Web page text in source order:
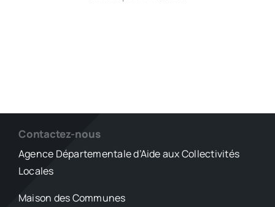
Contactez-nous
Agence Départementale d’Aide aux Collectivités
Locales
Maison des Communes